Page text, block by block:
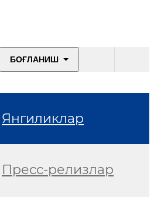
БОҒЛАНИШ
Янгиликлар
Пресс-релизлар